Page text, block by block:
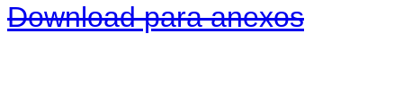
Download para anexos